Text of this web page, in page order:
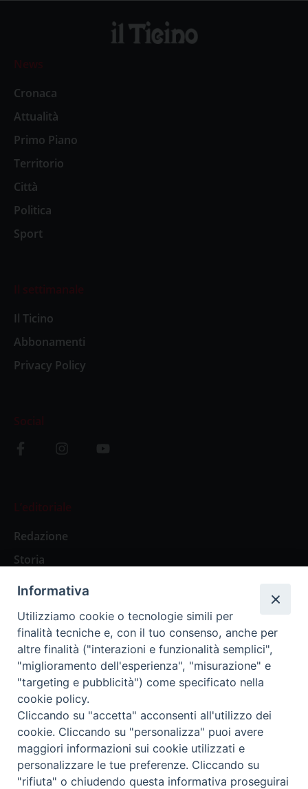
News
Cronaca
Attualità
Primo Piano
Territorio
Città
Politica
Sport
Il settimanale
Il Ticino
Abbonamenti
Privacy Policy
Social
L’editoriale
Redazione
Storia
Abbonamenti
Abbonamento Annuale Digitale
Abbonamento Annuale Cartaceo
Abbonamento Singola Copia Digitale
Redazione: Pavia, Piazza Duomo 11 - tel. 0382.24736 -
Informativa
Utilizziamo cookie o tecnologie simili per
finalità tecniche e, con il tuo consenso, anche per
altre finalità ("interazioni e funzionalità semplici",
"miglioramento dell'esperienza", "misurazione" e
"targeting e pubblicità") come specificato nella
cookie policy.
Cliccando su "accetta" acconsenti all'utilizzo dei
cookie. Cliccando su "personalizza" puoi avere
maggiori informazioni sui cookie utilizzati e
personalizzare le tue preferenze. Cliccando su
"rifiuta" o chiudendo questa informativa proseguirai